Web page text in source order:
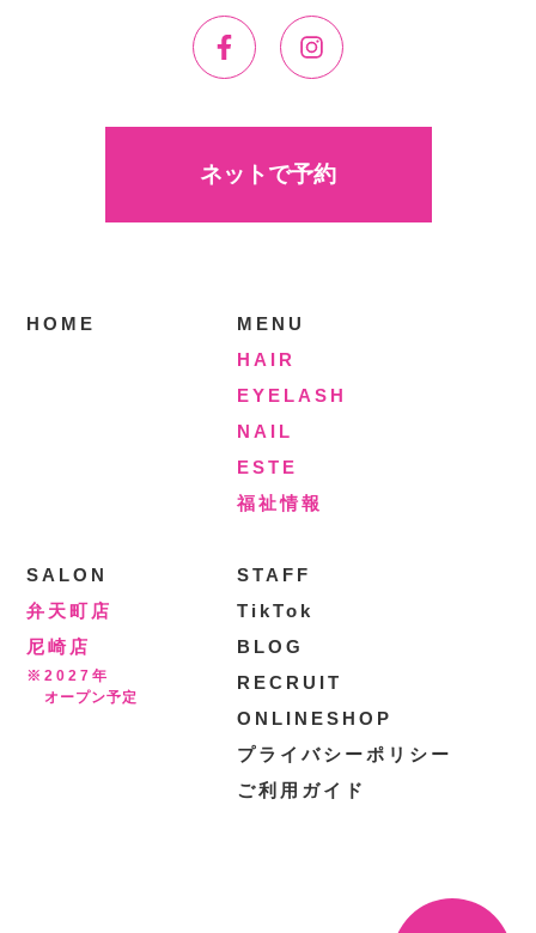
ネットで予約
HOME
MENU
HAIR
EYELASH
NAIL
ESTE
福祉情報
SALON
弁天町店
尼崎店
※2027年
オープン予定
STAFF
TikTok
BLOG
RECRUIT
ONLINESHOP
プライバシーポリシー
ご利用ガイド